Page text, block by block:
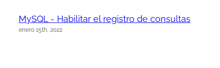
MySQL - Habilitar el registro de consultas
enero 15th, 2022